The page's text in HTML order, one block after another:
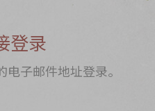
登录
子邮件地址登录。